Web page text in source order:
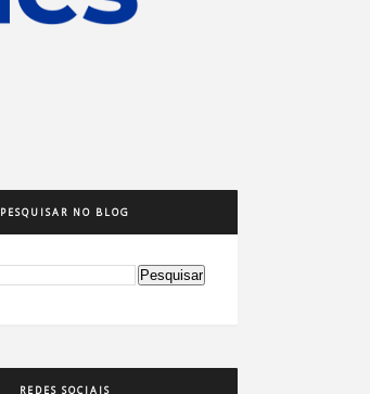
PESQUISAR NO BLOG
REDES SOCIAIS